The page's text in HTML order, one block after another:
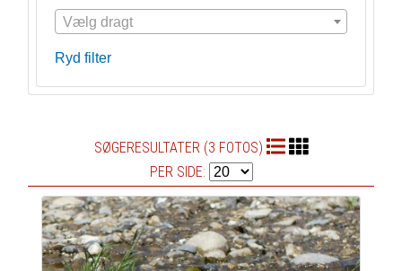
Vælg dragt
Ryd filter
SØGERESULTATER (3 FOTOS)
PER SIDE: